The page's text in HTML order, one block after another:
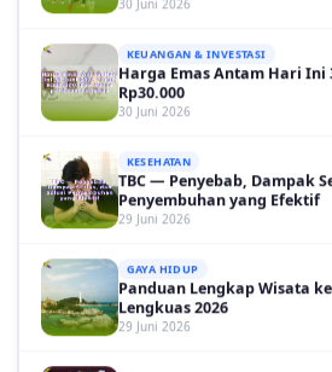
Harga Emas Antam Hari Ini
Rp30.000
30 Juni 2026
TBC — Penyebab, Dampak
Penyembuhan yang Efektif
29 Juni 2026
Panduan Lengkap Wisata ke
Lengkuas 2026
29 Juni 2026